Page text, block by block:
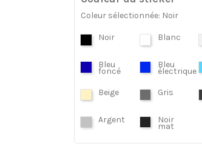
Coleur sélectionnée: Noir
Noir Blanc
Bleu
foncé
Bleu
électrique
Beige Gris
Argent Noir
mat